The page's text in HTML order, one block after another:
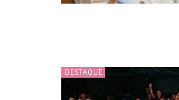
DESTAQUE